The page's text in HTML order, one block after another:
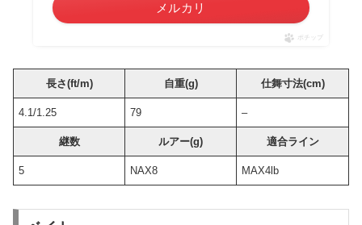
メルカリ
ポチップ
長さ(ft/m) 自重(g) 仕舞寸法(cm)
4.1/1.25 79 –
継数 ルアー(g) 適合ライン
5 NAX8 MAX4lb